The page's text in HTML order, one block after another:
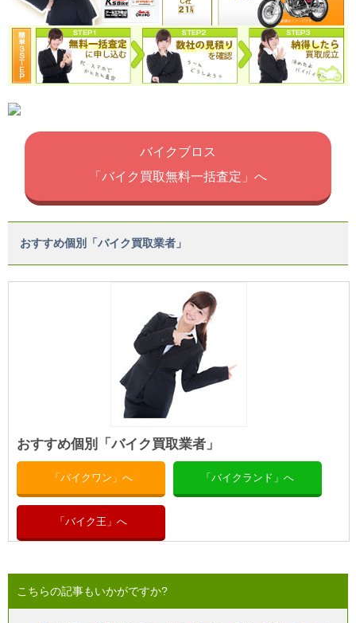
バイクブロス
「バイク買取無料一括査定」へ
おすすめ個別「バイク買取業者」
おすすめ個別「バイク買取業者」
「バイクワン」へ 「バイクランド」へ
「バイク王」へ
こちらの記事もいかがですか?